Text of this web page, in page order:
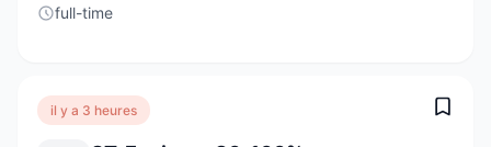
full-time
il y a 3 heures